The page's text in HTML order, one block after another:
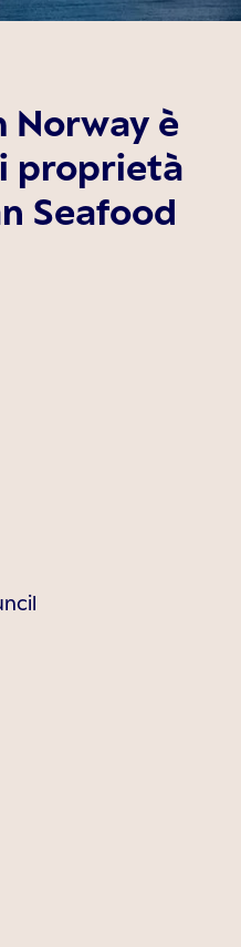
Norway è
proprietà
Seafood